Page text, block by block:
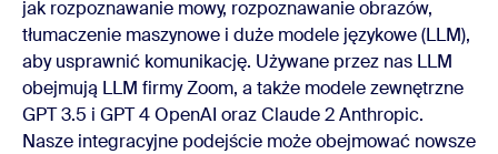
jak rozpoznawanie mowy, rozpoznawanie obrazów,
tłumaczenie maszynowe i duże modele językowe (LLM),
aby usprawnić komunikację. Używane przez nas LLM
obejmują LLM firmy Zoom, a także modele zewnętrzne
GPT 3.5 i GPT 4 OpenAI oraz Claude 2 Anthropic.
Nasze integracyjne podejście może obejmować nowsze